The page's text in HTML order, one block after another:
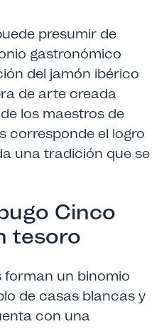
presumir de
gastronómico
del jamón ibérico
de arte creada
los maestros de
corresponde el logro
una tradición que se
Cinco
tesoro
un binomio
de casas blancas y
con una